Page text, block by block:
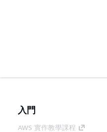
入門
AWS 實作教學課程